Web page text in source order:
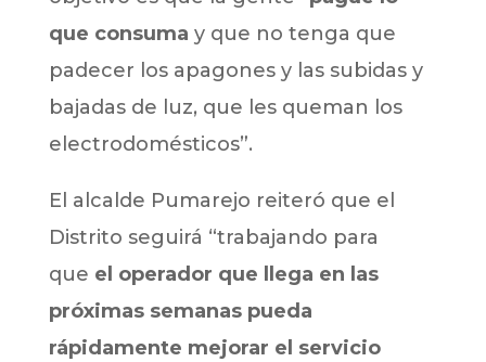
que consuma y que no tenga que
padecer los apagones y las subidas y
bajadas de luz, que les queman los
electrodomésticos”.
El alcalde Pumarejo reiteró que el
Distrito seguirá “trabajando para
que el operador que llega en las
próximas semanas pueda
rápidamente mejorar el servicio